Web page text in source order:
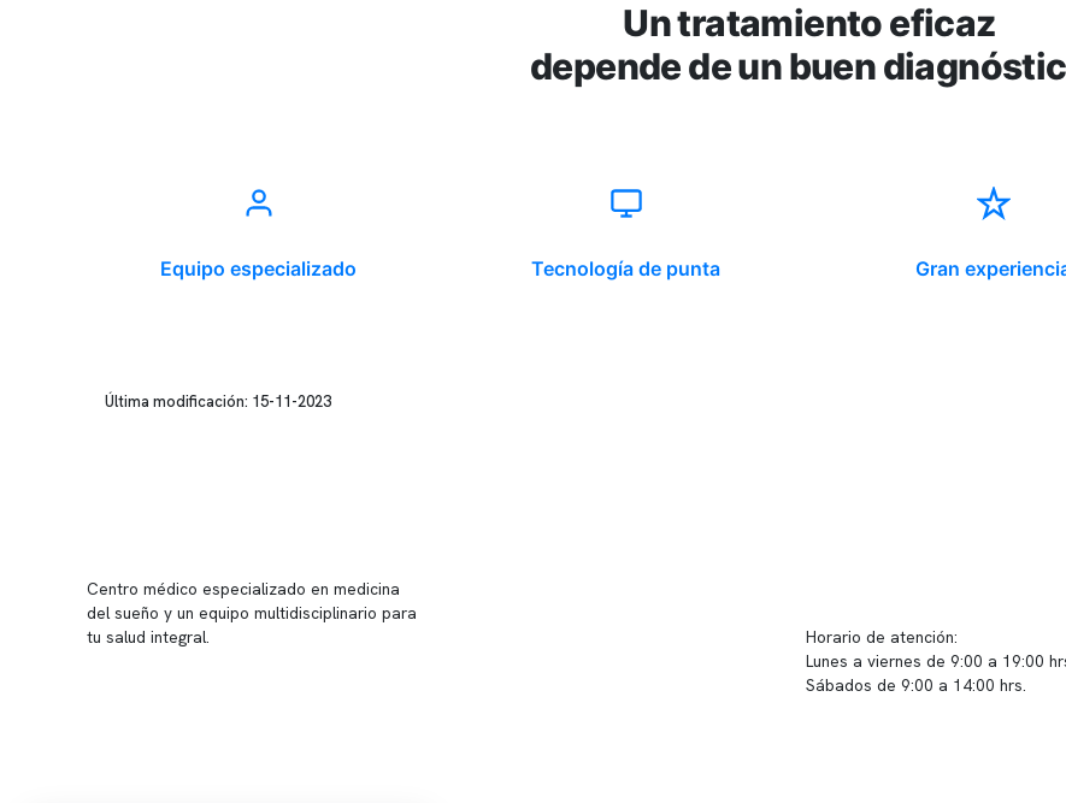
Un tratamiento eficaz
depende de un buen
Equipo especializado Tecnología de punta Gran
Última modificación: 15-11-2023
Centro médico especializado en medicina
del sueño y un equipo multidisciplinario para
tu salud integral.
Horario de atención:
Lunes a viernes de 9:00 a 19:00
Sábados de 9:00 a 14:00 hrs.